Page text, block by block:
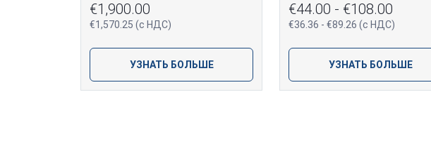
€1,900.00
€1,570.25 (с НДС)
УЗНАТЬ БОЛЬШЕ
€44.00 - €108.00
€36.36 - €89.26 (с НДС)
УЗНАТЬ БОЛЬШЕ